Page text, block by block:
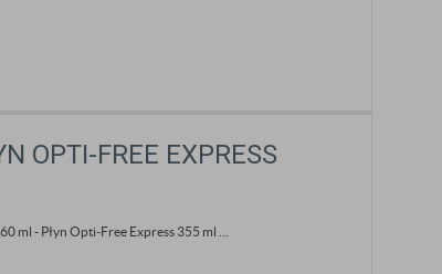
OPTI-FREE EXPRESS
ml - Płyn Opti-Free Express 355 ml ...